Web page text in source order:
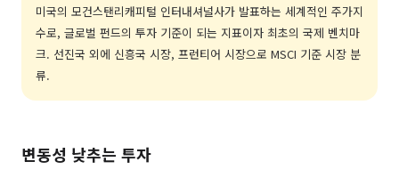
미국의 모건스탠리캐피털 인터내셔널사가 발표하는 세계적인 주가지
수로, 글로벌 펀드의 투자 기준이 되는 지표이자 최초의 국제 벤치마
크. 선진국 외에 신흥국 시장, 프런티어 시장으로 MSCI 기준 시장 분
류.
변동성 낮추는 투자